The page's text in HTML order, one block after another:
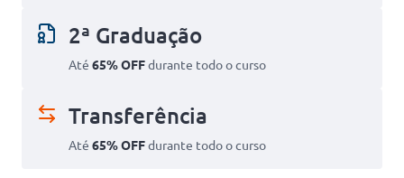
2ª Graduação
Até 65% OFFdurante todo o curso
Transferência
Até 65% OFFdurante todo o curso